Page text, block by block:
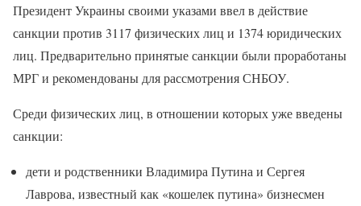
Президент Украины своими указами ввел в действие
санкции против 3117 физических лиц и 1374 юридических
лиц. Предварительно принятые санкции были проработаны
МРГ и рекомендованы для рассмотрения СНБОУ.
Среди физических лиц, в отношении которых уже введены
санкции:
дети и родственники Владимира Путина и Сергея
Лаврова, известный как «кошелек путина» бизнесмен